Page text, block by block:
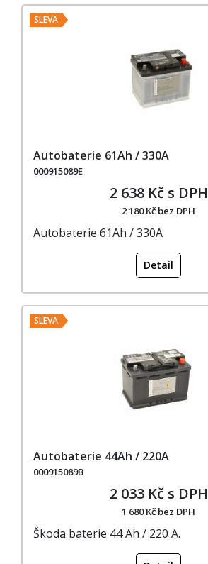
SLEVA
Autobaterie 61Ah / 330A
000915089E
2 638 Kč s DPH
2 180 Kč bez DPH
Autobaterie 61Ah / 330A
Detail
SLEVA
Autobaterie 44Ah / 220A
000915089B
2 033 Kč s DPH
1 680 Kč bez DPH
Škoda baterie 44 Ah / 220 A.